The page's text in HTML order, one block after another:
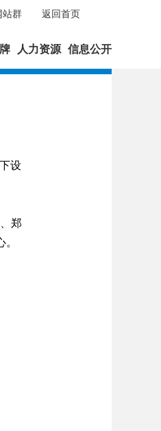
返回首页
站群
人力资源 信息公开
设
郑